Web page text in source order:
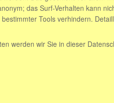
das Surf-Verhalten kann
Tools verhindern.
werden wir Sie in dieser